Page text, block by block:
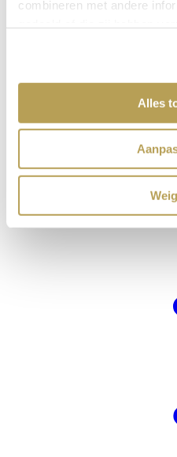
combineren met andere
Alles
Hotel-arrangements